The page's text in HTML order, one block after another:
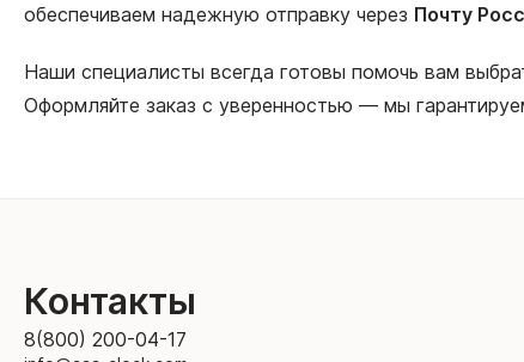
обеспечиваем надежную отправку через Почту
Наши специалисты всегда готовы помочь вам
Оформляйте заказ с уверенностью — мы
Контакты
8(800) 200-04-17